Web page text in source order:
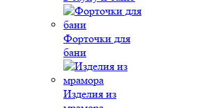
Форточки для
бани
Изделия из